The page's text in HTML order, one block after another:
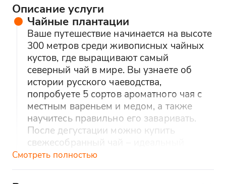
Описание услуги
Чайные плантации
Ваше путешествие начинается на высоте
300 метров среди живописных чайных
кустов, где выращивают самый
северный чай в мире. Вы узнаете об
истории русского чаеводства,
попробуете 5 сортов ароматного чая с
местным вареньем и медом, а также
научитесь правильно его заваривать.
После дегустации можно купить
свежесобранный чай – идеальный
сувенир с кавказским характером!
Смотреть полностью